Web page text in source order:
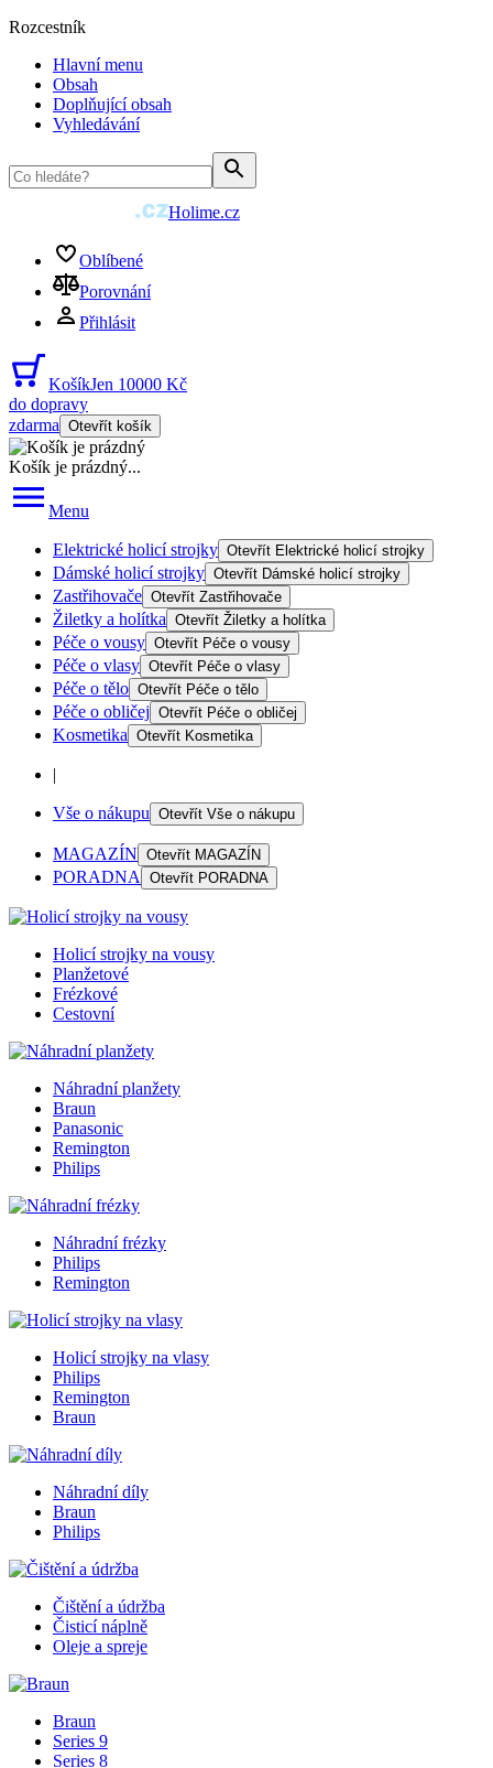
Rozcestník
Hlavní menu
Obsah
Doplňující obsah
Vyhledávání
Holime.cz
Oblíbené
Porovnání
Přihlásit
KošíkJen 10000 Kč
do dopravy
zdarma Otevřít košík
Košík je prázdný...
Menu
Elektrické holicí strojky Otevřít Elektrické holicí strojky
Dámské holicí strojky Otevřít Dámské holicí strojky
Zastřihovače Otevřít Zastřihovače
Žiletky a holítka Otevřít Žiletky a holítka
Péče o vousy Otevřít Péče o vousy
Péče o vlasy Otevřít Péče o vlasy
Péče o tělo Otevřít Péče o tělo
Péče o obličej Otevřít Péče o obličej
Kosmetika Otevřít Kosmetika
|
Vše o nákupu Otevřít Vše o nákupu
MAGAZÍN Otevřít MAGAZÍN
PORADNA Otevřít PORADNA
Holicí strojky na vousy
Planžetové
Frézkové
Cestovní
Náhradní planžety
Braun
Panasonic
Remington
Philips
Náhradní frézky
Philips
Remington
Holicí strojky na vlasy
Philips
Remington
Braun
Náhradní díly
Braun
Philips
Čištění a údržba
Čisticí náplně
Oleje a spreje
Braun
Series 9
Series 8